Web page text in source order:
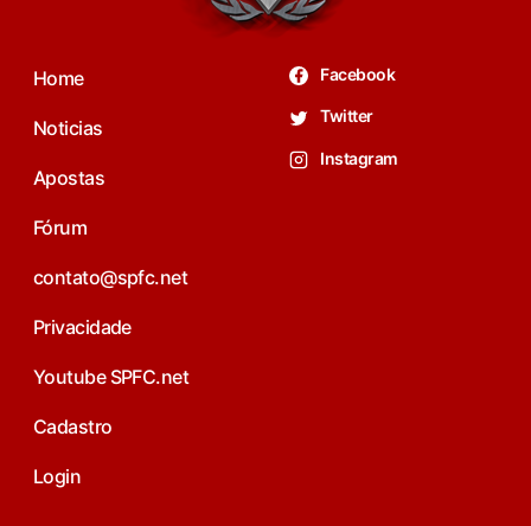
Home
Noticias
Apostas
Fórum
contato@spfc.net
Privacidade
Youtube SPFC.net
Cadastro
Login
Facebook
Twitter
Instagram